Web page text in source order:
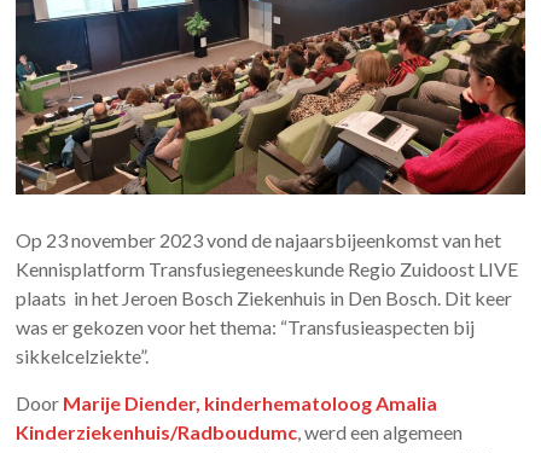
Op 23 november 2023 vond de najaarsbijeenkomst van het
Kennisplatform Transfusiegeneeskunde Regio Zuidoost LIVE
plaats in het Jeroen Bosch Ziekenhuis in Den Bosch. Dit keer
was er gekozen voor het thema: “Transfusieaspecten bij
sikkelcelziekte”.
Door Marije Diender, kinderhematoloog Amalia
Kinderziekenhuis/Radboudumc, werd een algemeen